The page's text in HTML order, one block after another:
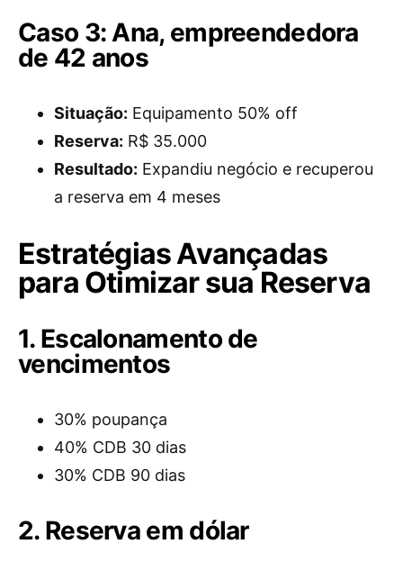
Caso 3: Ana, empreendedora
de 42 anos
Situação: Equipamento 50% off
Reserva: R$ 35.000
Resultado: Expandiu negócio e recuperou
a reserva em 4 meses
Estratégias Avançadas
para Otimizar sua Reserva
1. Escalonamento de
vencimentos
30% poupança
40% CDB 30 dias
30% CDB 90 dias
2. Reserva em dólar